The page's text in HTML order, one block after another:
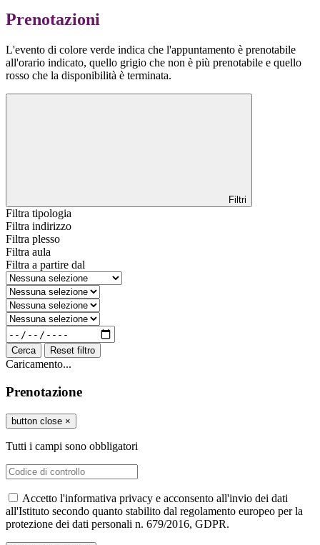
Prenotazioni
L'evento di colore verde indica che l'appuntamento è prenotabile
all'orario indicato, quello grigio che non è più prenotabile e quello
rosso che la disponibilità è terminata.
Filtri
Filtra tipologia
Filtra indirizzo
Filtra plesso
Filtra aula
Filtra a partire dal
Cerca Reset filtro
Caricamento...
Prenotazione
button close ×
Tutti i campi sono obbligatori
Accetto l'informativa privacy e acconsento all'invio dei dati
all'Istituto secondo quanto stabilito dal regolamento europeo per la
protezione dei dati personali n. 679/2016, GDPR.